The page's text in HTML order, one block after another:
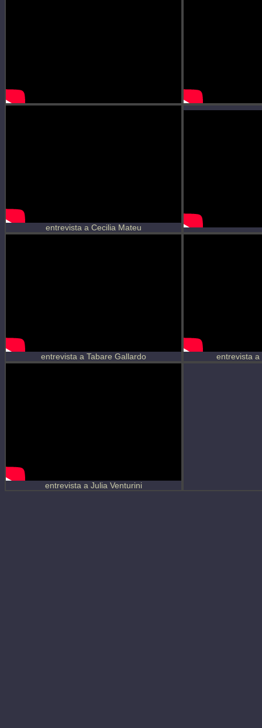
entrevista a Cecilia Mateu
entrevista a Tabare Gallardo entrevista a
entrevista a Julia Venturini